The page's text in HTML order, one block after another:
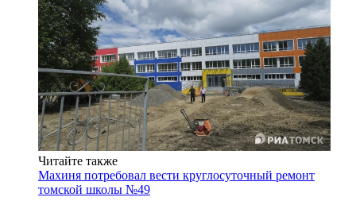
Читайте также
Махиня потребовал вести круглосуточный ремонт
томской школы №49